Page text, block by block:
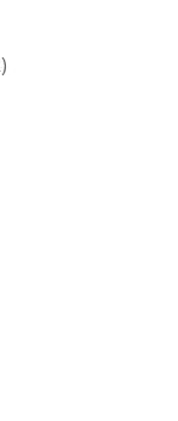
2